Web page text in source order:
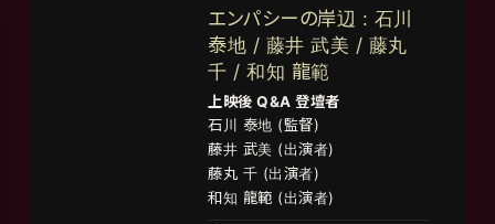
エンパシーの岸辺 : 石川
泰地 / 藤井 武美 / 藤丸
千 / 和知 龍範
上映後 Q&A 登壇者
石川 泰地 (監督)
藤井 武美 (出演者)
藤丸 千 (出演者)
和知 龍範 (出演者)